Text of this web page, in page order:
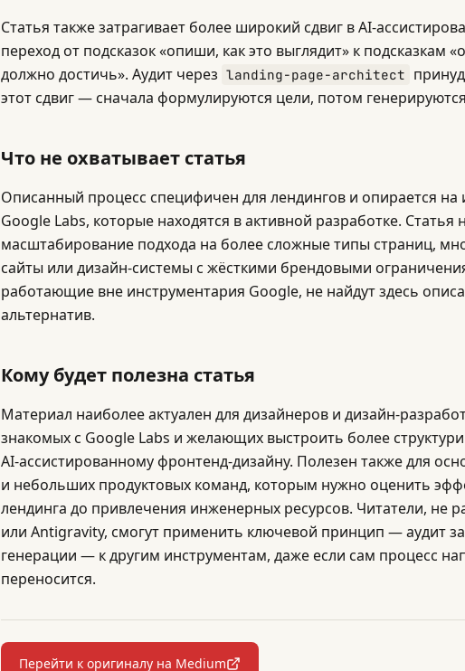
Статья также затрагивает более широкий сдвиг в AI-
переход от подсказок «опиши, как это выглядит» к подсказкам
должно достичь». Аудит через landing-page-architect
этот сдвиг — сначала формулируются цели, потом
Что не охватывает статья
Описанный процесс специфичен для лендингов и опирается на
Google Labs, которые находятся в активной разработке. Статья
масштабирование подхода на более сложные типы страниц,
сайты или дизайн-системы с жёсткими брендовыми
работающие вне инструментария Google, не найдут здесь
альтернатив.
Кому будет полезна статья
Материал наиболее актуален для дизайнеров и дизайн-
знакомых с Google Labs и желающих выстроить более
AI-ассистированному фронтенд-дизайну. Полезен также для
и небольших продуктовых команд, которым нужно оценить
лендинга до привлечения инженерных ресурсов. Читатели, не
или Antigravity, смогут применить ключевой принцип — аудит
генерации — к другим инструментам, даже если сам процесс
переносится.
Перейти к оригиналу на Medium